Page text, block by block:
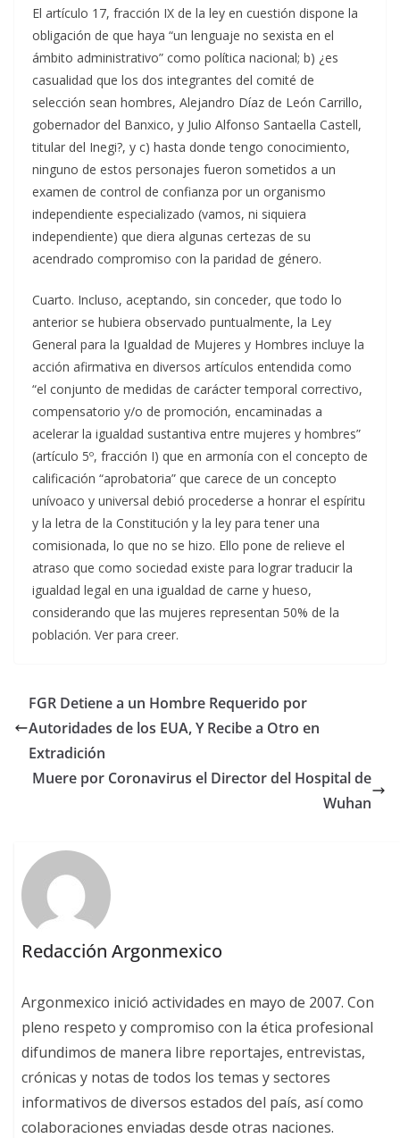
El artículo 17, fracción IX de la ley en cuestión dispone la
obligación de que haya “un lenguaje no sexista en el
ámbito administrativo” como política nacional; b) ¿es
casualidad que los dos integrantes del comité de
selección sean hombres, Alejandro Díaz de León Carrillo,
gobernador del Banxico, y Julio Alfonso Santaella Castell,
titular del Inegi?, y c) hasta donde tengo conocimiento,
ninguno de estos personajes fueron sometidos a un
examen de control de confianza por un organismo
independiente especializado (vamos, ni siquiera
independiente) que diera algunas certezas de su
acendrado compromiso con la paridad de género.
Cuarto. Incluso, aceptando, sin conceder, que todo lo
anterior se hubiera observado puntualmente, la Ley
General para la Igualdad de Mujeres y Hombres incluye la
acción afirmativa en diversos artículos entendida como
“el conjunto de medidas de carácter temporal correctivo,
compensatorio y/o de promoción, encaminadas a
acelerar la igualdad sustantiva entre mujeres y hombres”
(artículo 5º, fracción I) que en armonía con el concepto de
calificación “aprobatoria” que carece de un concepto
unívoaco y universal debió procederse a honrar el espíritu
y la letra de la Constitución y la ley para tener una
comisionada, lo que no se hizo. Ello pone de relieve el
atraso que como sociedad existe para lograr traducir la
igualdad legal en una igualdad de carne y hueso,
considerando que las mujeres representan 50% de la
población. Ver para creer.
FGR Detiene a un Hombre Requerido por
Autoridades de los EUA, Y Recibe a Otro en
Extradición
Muere por Coronavirus el Director del Hospital de
Wuhan
Redacción Argonmexico
Argonmexico inició actividades en mayo de 2007. Con
pleno respeto y compromiso con la ética profesional
difundimos de manera libre reportajes, entrevistas,
crónicas y notas de todos los temas y sectores
informativos de diversos estados del país, así como
colaboraciones enviadas desde otras naciones.